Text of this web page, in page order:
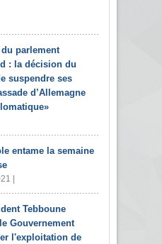
parlement
: la décision du
suspendre ses
d’Allemagne
entame la semaine
|
Tebboune
Gouvernement
l'exploitation de